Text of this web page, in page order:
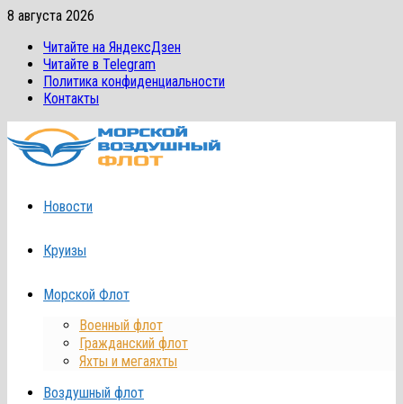
Перейти
содержимому
8 августа 2026
Читайте на ЯндексДзен
Читайте в Telegram
Политика конфиденциальности
Контакты
Новости
Круизы
Морской Флот
Военный флот
Гражданский флот
Яхты и мегаяхты
Воздушный флот